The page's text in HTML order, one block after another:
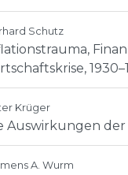
Schutz
Krüger
Auswirkungen der
A. Wurm